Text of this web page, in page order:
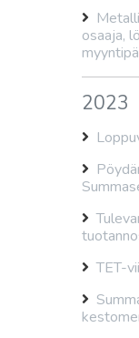
osaaja,
2023
TET-